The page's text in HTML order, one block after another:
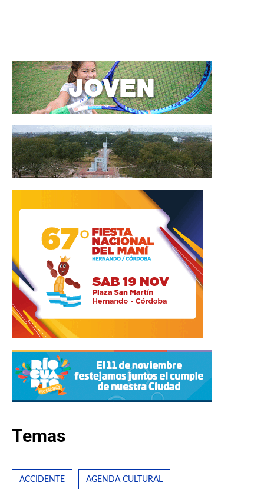
Temas
ACCIDENTE AGENDA CULTURAL